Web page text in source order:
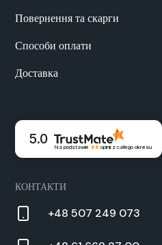
Повернення та скарги
Способи оплати
Доставка
5.0
Na podstawie 88 opinii z całego okresu
КОНТАКТИ
+48 507 249 073